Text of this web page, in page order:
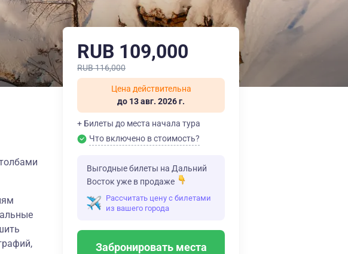
RUB 109,000
RUB 116,000
Цена действительна
до 13 авг. 2026 г.
+ Билеты до места начала тура
Что включено в стоимость?
Выгодные билеты на Дальний
Восток уже в продаже
Рассчитать цену с билетами
из вашего города
Забронировать места